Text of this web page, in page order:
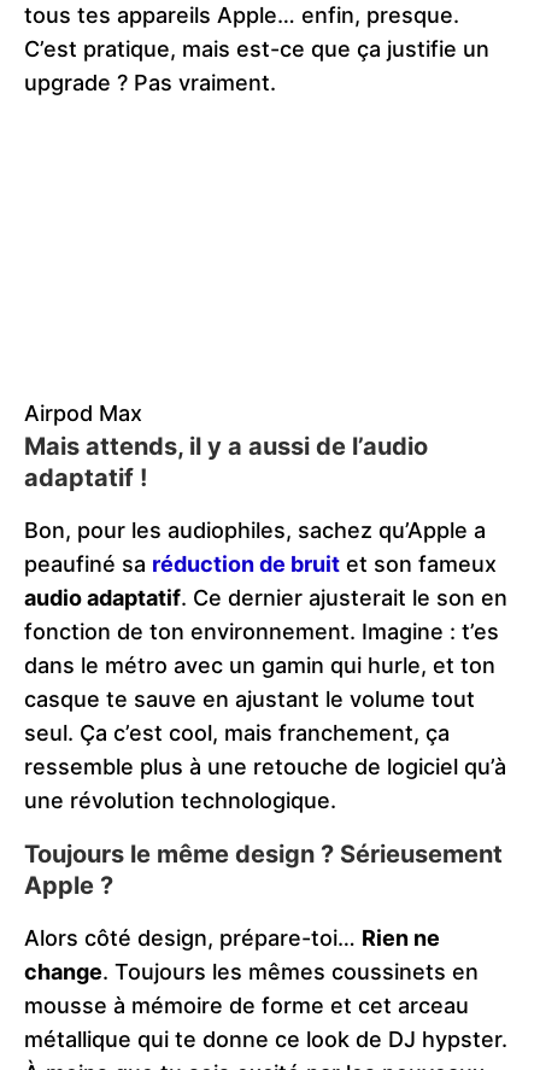
tous tes appareils Apple… enfin, presque.
C’est pratique, mais est-ce que ça justifie un
upgrade ? Pas vraiment.
Airpod Max
Mais attends, il y a aussi de l’audio
adaptatif !
Bon, pour les audiophiles, sachez qu’Apple a
peaufiné sa réduction de bruit et son fameux
audio adaptatif. Ce dernier ajusterait le son en
fonction de ton environnement. Imagine : t’es
dans le métro avec un gamin qui hurle, et ton
casque te sauve en ajustant le volume tout
seul. Ça c’est cool, mais franchement, ça
ressemble plus à une retouche de logiciel qu’à
une révolution technologique.
Toujours le même design ? Sérieusement
Apple ?
Alors côté design, prépare-toi… Rien ne
change. Toujours les mêmes coussinets en
mousse à mémoire de forme et cet arceau
métallique qui te donne ce look de DJ hypster.